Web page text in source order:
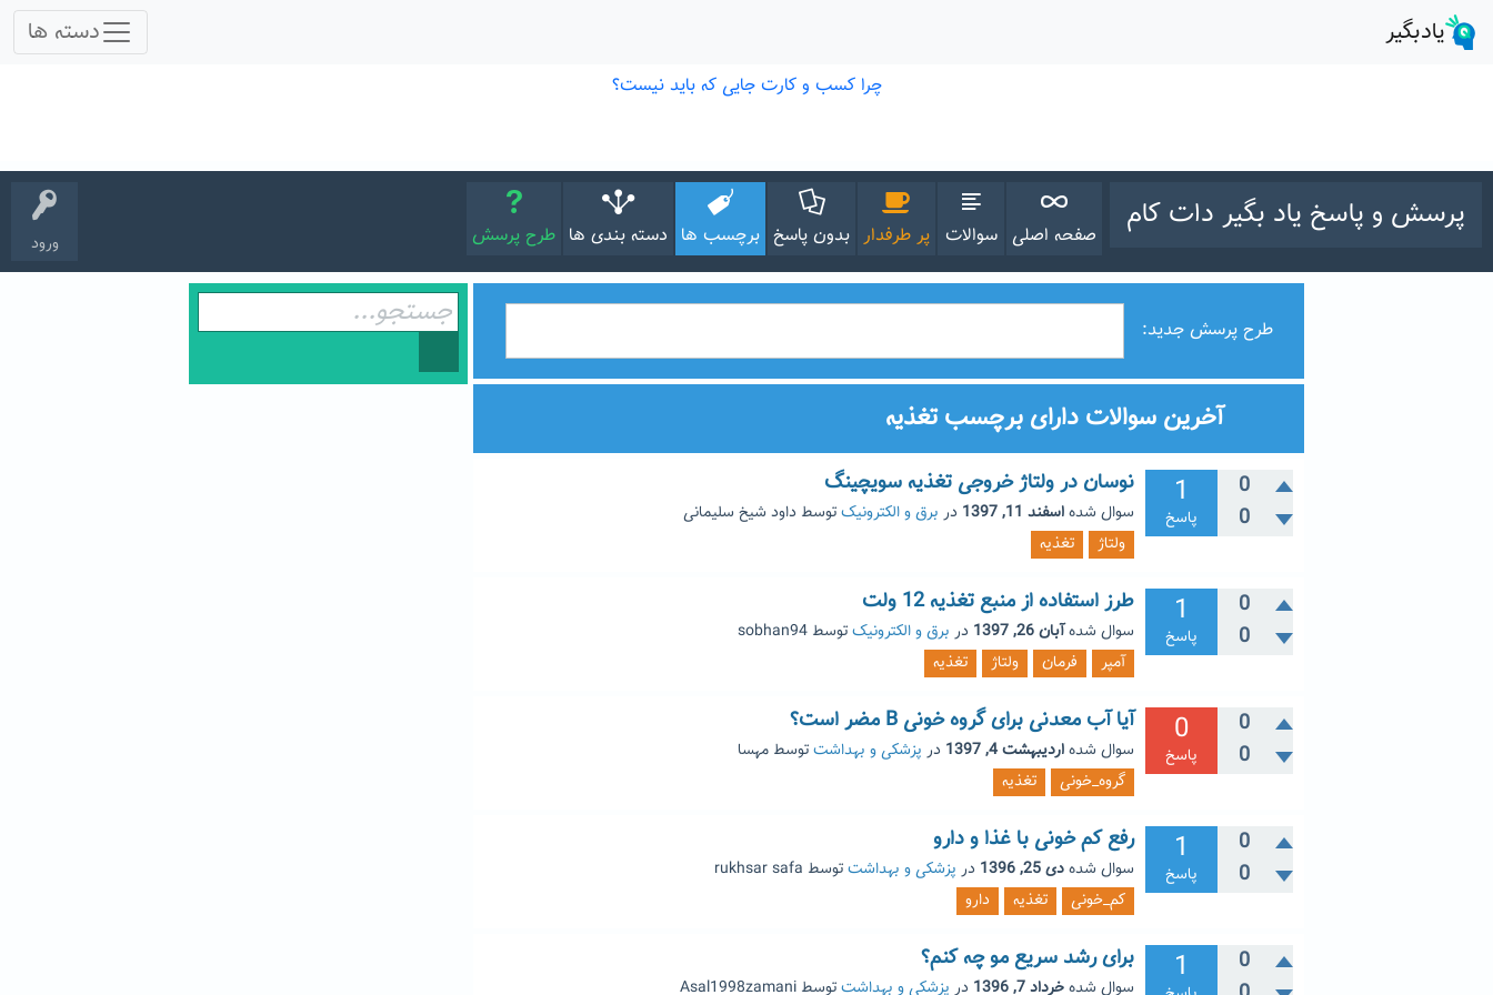
ورود
پرسش و پاسخ یاد بگیر دات کام
صفحه اصلی سوالات پر طرفدار بدون پاسخ برچسب ها دسته بندی ها طرح پرسش
طرح پرسش جدید:
آخرین سوالات دارای برچسب تغذیه
0
0
1
پاسخ
نوسان در ولتاژ خروجی تغذیه سویچینگ
سوال شدهاسفند 11, 1397 در برق و الکترونیکتوسط داود شیخ سلیمانی
ولتاژ
تغذیه
0
0
1
پاسخ
طرز استفاده از منبع تغذیه 12 ولت
سوال شدهآبان 26, 1397 در برق و الکترونیکتوسط sobhan94
آمپر
فرمان ولتاژ تغذیه
0
0
0
پاسخ
آیا آب معدنی برای گروه خونی B مضر است؟
سوال شدهاردیبهشت 4, 1397 در پزشکی و بهداشتتوسط مهسا
گروه_خونی
تغذیه
0
0
1
پاسخ
رفع کم خونی با غذا و دارو
سوال شدهدی 25, 1396 در پزشکی و بهداشتتوسط rukhsar safa
کم_خونی
تغذیه دارو
0
1 برای رشد سریع مو چه کنم؟
سوال شدهخرداد 7, 1396 در پزشکی و بهداشتتوسط Asal1998zamani